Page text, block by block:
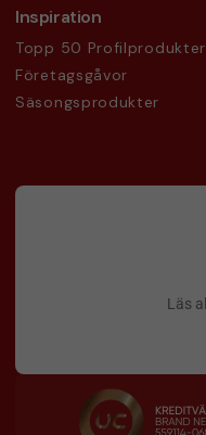
Inspiration
Topp 50 Profilprodukter
Företagsgåvor
Säsongsprodukter